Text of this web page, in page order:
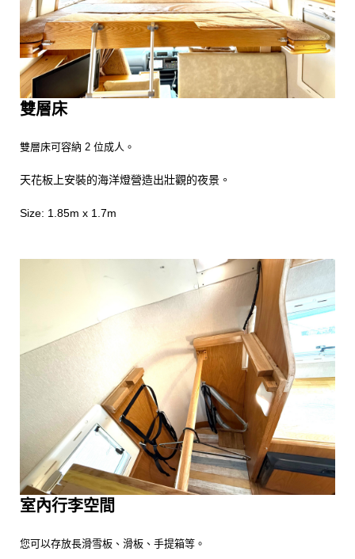
雙層床
雙層床可容納 2 位成人。
天花板上安裝的海洋燈營造出壯觀的夜景。
Size: 1.85m x 1.7m
室內行李空間
您可以存放長滑雪板、滑板、手提箱等。